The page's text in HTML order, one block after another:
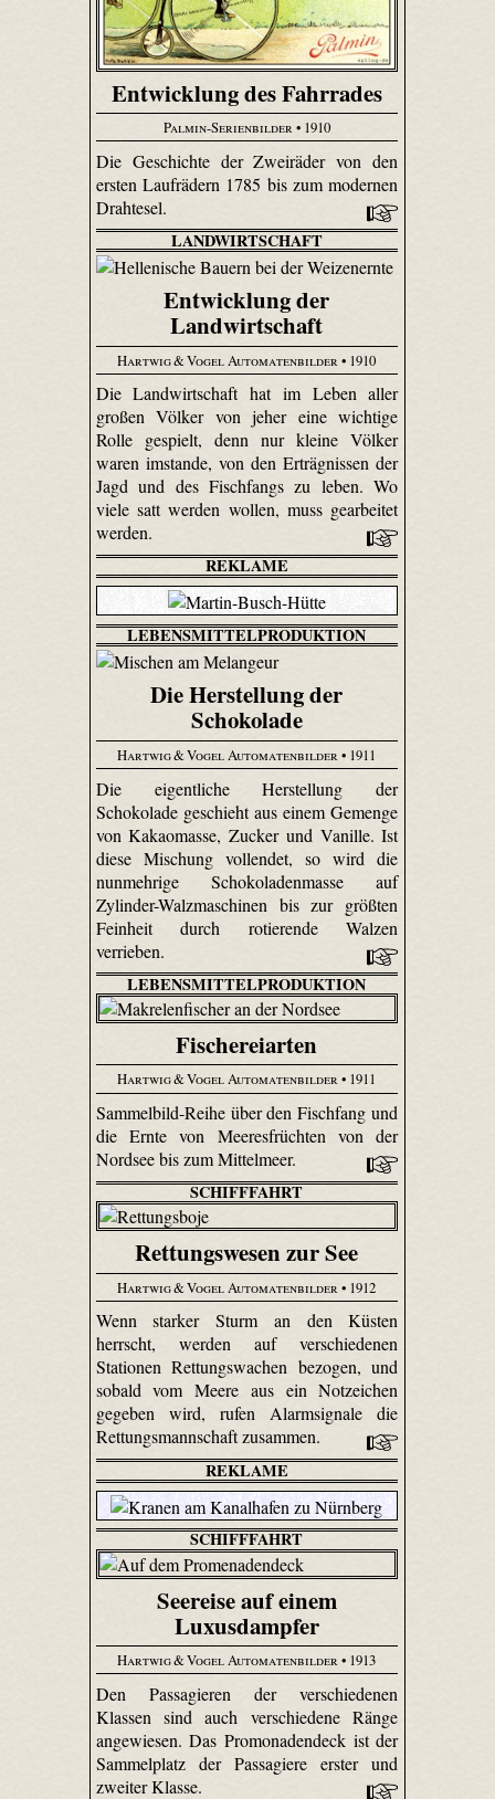
Entwicklung des Fahrrades
Palmin-Serienbilder• 1910
Die Geschichte der Zweiräder von den
ersten Laufrädern 1785 bis zum modernen
Drahtesel.
LANDWIRTSCHAFT
Entwicklung der
Landwirtschaft
Hartwig & Vogel Automatenbilder• 1910
Die Landwirtschaft hat im Leben aller
großen Völker von jeher eine wichtige
Rolle gespielt, denn nur kleine Völker
waren imstande, von den Erträgnissen der
Jagd und des Fischfangs zu leben. Wo
viele satt werden wollen, muss gearbeitet
werden.
REKLAME
LEBENSMITTELPRODUKTION
Die Herstellung der
Schokolade
Hartwig & Vogel Automatenbilder• 1911
Die eigentliche Herstellung der
Schokolade geschieht aus einem Gemenge
von Kakaomasse, Zucker und Vanille. Ist
diese Mischung vollendet, so wird die
nunmehrige Schokoladenmasse auf
Zylinder-Walzmaschinen bis zur größten
Feinheit durch rotierende Walzen
verrieben.
LEBENSMITTELPRODUKTION
Fischereiarten
Hartwig & Vogel Automatenbilder• 1911
Sammelbild-Reihe über den Fischfang und
die Ernte von Meeresfrüchten von der
Nordsee bis zum Mittelmeer.
SCHIFFFAHRT
Rettungswesen zur See
Hartwig & Vogel Automatenbilder• 1912
Wenn starker Sturm an den Küsten
herrscht, werden auf verschiedenen
Stationen Rettungswachen bezogen, und
sobald vom Meere aus ein Notzeichen
gegeben wird, rufen Alarmsignale die
Rettungsmannschaft zusammen.
REKLAME
SCHIFFFAHRT
Seereise auf einem
Luxusdampfer
Hartwig & Vogel Automatenbilder• 1913
Den Passagieren der verschiedenen
Klassen sind auch verschiedene Ränge
angewiesen. Das Promonadendeck ist der
Sammelplatz der Passagiere erster und
zweiter Klasse.